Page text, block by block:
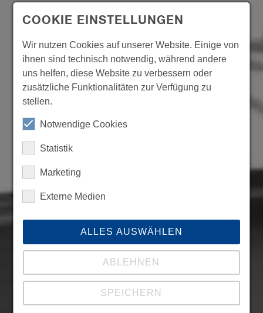
COOKIE EINSTELLUNGEN
Wir nutzen Cookies auf unserer Website. Einige von
ihnen sind technisch notwendig, während andere
uns helfen, diese Website zu verbessern oder
zusätzliche Funktionalitäten zur Verfügung zu
stellen.
Notwendige Cookies
Statistik
Marketing
Externe Medien
ALLES AUSWÄHLEN
ABLEHNEN
SPEICHERN